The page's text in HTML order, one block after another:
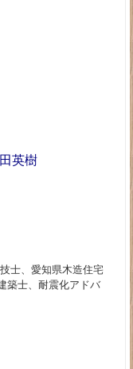
英樹
、愛知県木造住宅
築士、耐震化アドバ